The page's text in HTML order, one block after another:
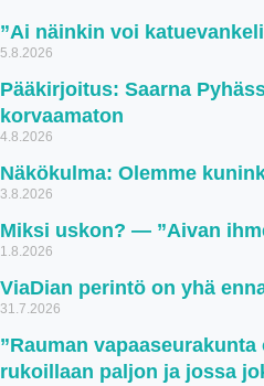
”Ai näinkin voi
5.8.2026
Pääkirjoitus: Saarna
korvaamaton
4.8.2026
Näkökulma: Olemme
3.8.2026
Miksi uskon? — ”Aivan
1.8.2026
ViaDian perintö on yhä
31.7.2026
”Rauman
rukoillaan paljon ja jossa